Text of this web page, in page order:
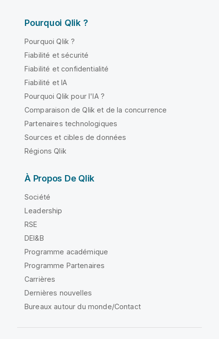
Pourquoi Qlik ?
Pourquoi Qlik ?
Fiabilité et sécurité
Fiabilité et confidentialité
Fiabilité et IA
Pourquoi Qlik pour l'IA ?
Comparaison de Qlik et de la concurrence
Partenaires technologiques
Sources et cibles de données
Régions Qlik
À Propos De Qlik
Société
Leadership
RSE
DEI&B
Programme académique
Programme Partenaires
Carrières
Dernières nouvelles
Bureaux autour du monde/Contact